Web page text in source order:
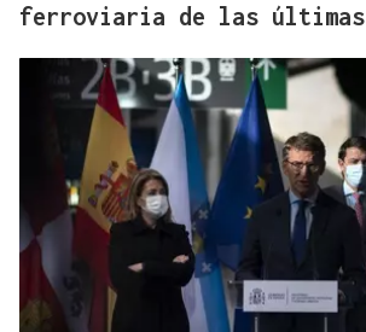
ferroviaria de las últimas